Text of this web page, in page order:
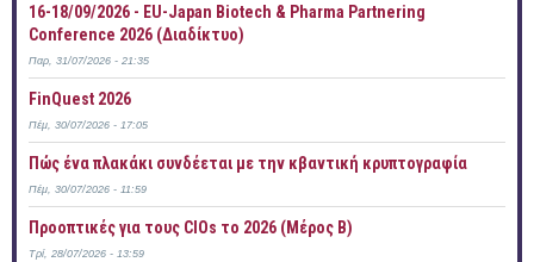
16-18/09/2026 - EU-Japan Biotech & Pharma Partnering
Conference 2026 (Διαδίκτυο)
Παρ, 31/07/2026 - 21:35
FinQuest 2026
Πέμ, 30/07/2026 - 17:05
Πώς ένα πλακάκι συνδέεται με την κβαντική κρυπτογραφία
Πέμ, 30/07/2026 - 11:59
Προοπτικές για τους CIOs το 2026 (Μέρος Β)
Τρί, 28/07/2026 - 13:59